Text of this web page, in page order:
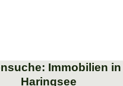
Immobilien in
Haringsee